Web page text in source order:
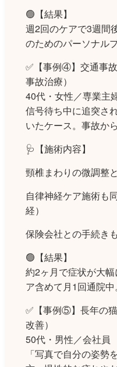
🟢【結果】
週2回のケアで3週間
のためのパーソナル
✅【事例④】交通事
事故治療）
40代・女性／専業主
信号待ち中に追突さ
いたケース。事故か
🩺【施術内容】
頸椎まわりの微調整
自律神経ケア施術も
経）
保険会社との手続き
🟢【結果】
約2ヶ月で症状が大
ア含めて月1回通院中。
✅【事例⑤】長年の
改善）
50代・男性／会社員
「写真で自分の姿勢